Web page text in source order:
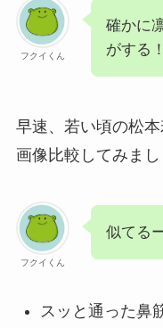
フクイくん
確かに
がする！
早速、若い頃の松
画像比較してみまし
フクイくん
似てる
スッと通った鼻